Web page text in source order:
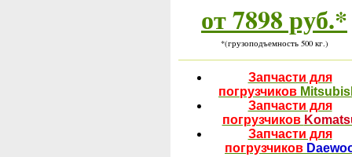
от 7898 руб.*
*(грузоподъемность 500 кг.)
Запчасти для
погрузчиков
Запчасти для
погрузчиков
Запчасти для
погрузчиков